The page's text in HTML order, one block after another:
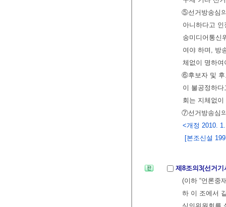
⑤선거방송심
아니하다고
송미디어통신
여야 하며, 방
체없이 명하
⑥후보자 및 후
이 불공정하
회는 지체없
⑦선거방송심
<개정 2010.
[본조신설
제8조의3(선거
(이하 “언론중
하 이 조에서